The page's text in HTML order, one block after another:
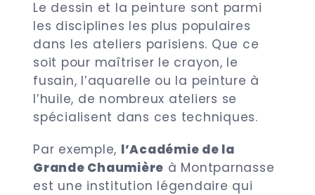
Le dessin et la peinture sont parmi
les disciplines les plus populaires
dans les ateliers parisiens. Que ce
soit pour maîtriser le crayon, le
fusain, l’aquarelle ou la peinture à
l’huile, de nombreux ateliers se
spécialisent dans ces techniques.
Par exemple, l’Académie de la
Grande Chaumière à Montparnasse
est une institution légendaire qui